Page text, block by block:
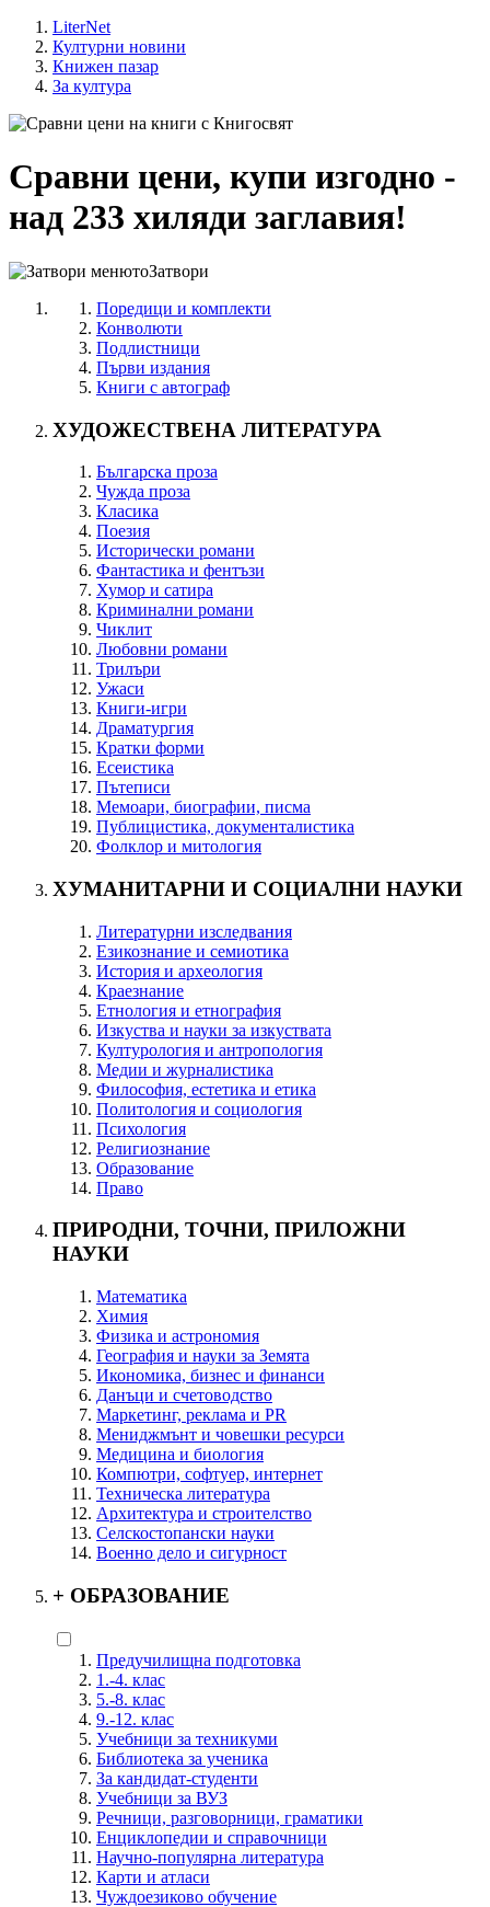
LiterNet
Културни новини
Книжен пазар
За култура
Сравни цени, купи изгодно -
над 233 хиляди заглавия!
Затвори
Поредици и комплекти
Конволюти
Подлистници
Първи издания
Книги с автограф
ХУДОЖЕСТВЕНА ЛИТЕРАТУРА
Българска проза
Чужда проза
Класика
Поезия
Исторически романи
Фантастика и фентъзи
Хумор и сатира
Криминални романи
Чиклит
Любовни романи
Трилъри
Ужаси
Книги-игри
Драматургия
Кратки форми
Есеистика
Пътеписи
Мемоари, биографии, писма
Публицистика, документалистика
Фолклор и митология
ХУМАНИТАРНИ И СОЦИАЛНИ НАУКИ
Литературни изследвания
Езикознание и семиотика
История и археология
Краезнание
Етнология и етнография
Изкуства и науки за изкуствата
Културология и антропология
Медии и журналистика
Философия, естетика и етика
Политология и социология
Психология
Религиознание
Образование
Право
ПРИРОДНИ, ТОЧНИ, ПРИЛОЖНИ
НАУКИ
Математика
Химия
Физика и астрономия
География и науки за Земята
Икономика, бизнес и финанси
Данъци и счетоводство
Маркетинг, реклама и PR
Мениджмънт и човешки ресурси
Медицина и биология
Компютри, софтуер, интернет
Техническа литература
Архитектура и строителство
Селскостопански науки
Военно дело и сигурност
+ ОБРАЗОВАНИЕ
Предучилищна подготовка
1.-4. клас
5.-8. клас
9.-12. клас
Учебници за техникуми
Библиотека за ученика
За кандидат-студенти
Учебници за ВУЗ
Речници, разговорници, граматики
Енциклопедии и справочници
Научно-популярна литература
Карти и атласи
Чуждоезиково обучение